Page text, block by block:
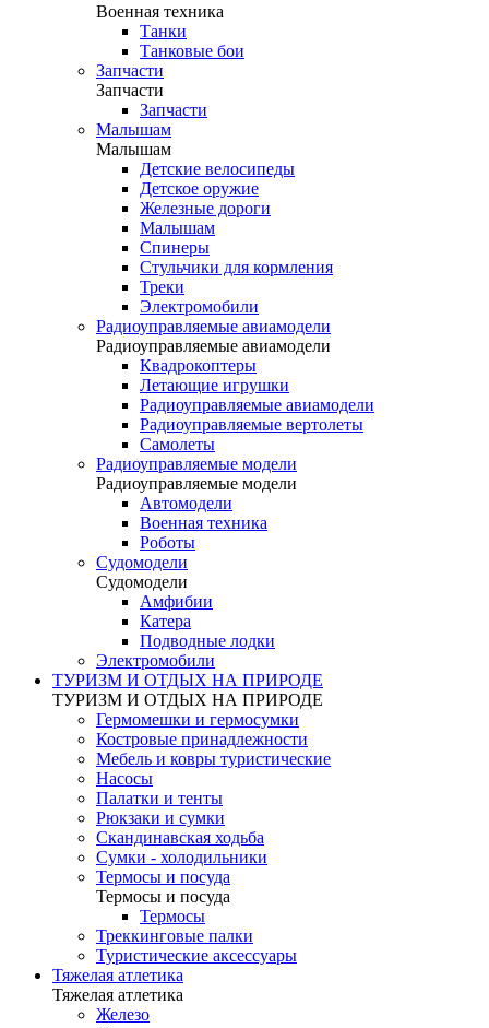
Военная техника
Танки
Танковые бои
Запчасти
Запчасти
Запчасти
Малышам
Малышам
Детские велосипеды
Детское оружие
Железные дороги
Малышам
Спинеры
Стульчики для кормления
Треки
Электромобили
Радиоуправляемые авиамодели
Радиоуправляемые авиамодели
Квадрокоптеры
Летающие игрушки
Радиоуправляемые авиамодели
Радиоуправляемые вертолеты
Самолеты
Радиоуправляемые модели
Радиоуправляемые модели
Автомодели
Военная техника
Роботы
Судомодели
Судомодели
Амфибии
Катера
Подводные лодки
Электромобили
ТУРИЗМ И ОТДЫХ НА ПРИРОДЕ
ТУРИЗМ И ОТДЫХ НА ПРИРОДЕ
Гермомешки и гермосумки
Костровые принадлежности
Мебель и ковры туристические
Насосы
Палатки и тенты
Рюкзаки и сумки
Скандинавская ходьба
Сумки - холодильники
Термосы и посуда
Термосы и посуда
Термосы
Треккинговые палки
Туристические аксессуары
Тяжелая атлетика
Тяжелая атлетика
Железо